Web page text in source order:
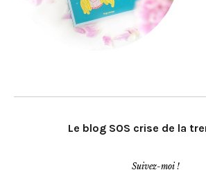
Le blog SOS crise de la
Suivez-moi !